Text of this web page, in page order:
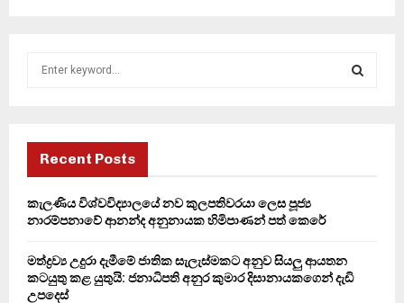
f
r
H
Recent Posts
කැලණිය විශ්වවිද්‍යාලයේ නව කුලපතිවරයා ලෙස පූජ්‍ය
නාරම්පනාවේ ආනන්ද අනුනායක හිමිපාණන් පත් කෙරේ
මත්ද්‍රව්‍ය උදුරා දැමීමේ ජාතික සැලැස්මකට අනුව සියලු ආයතන
කටයුතු කළ යුතුයි: ජනාධිපති අනුර කුමාර දිසානායකගෙන් දැඩි
උපදෙස්